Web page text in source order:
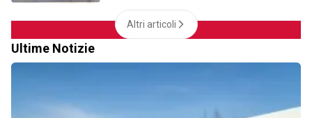
Altri articoli
Ultime Notizie